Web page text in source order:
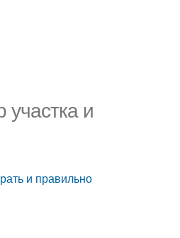
участка и
и правильно